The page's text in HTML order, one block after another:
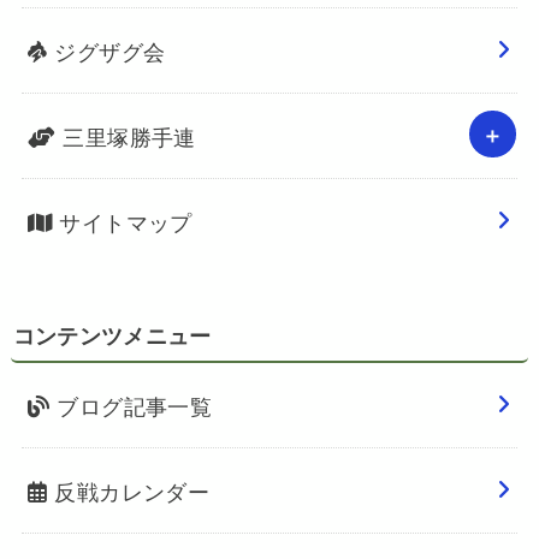
ジグザグ会
三里塚勝手連
サイトマップ
コンテンツメニュー
ブログ記事一覧
反戦カレンダー